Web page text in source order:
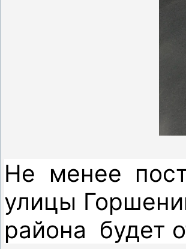
Не менее
улицы
района будет